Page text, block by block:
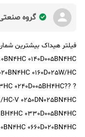
گروه
0140D005BN4HC
0160D025W/HC
0240D005BH4HC?? ?
HC-V 0250DN025BN4HC
0330D005BN4HC
0660D020BN4HC